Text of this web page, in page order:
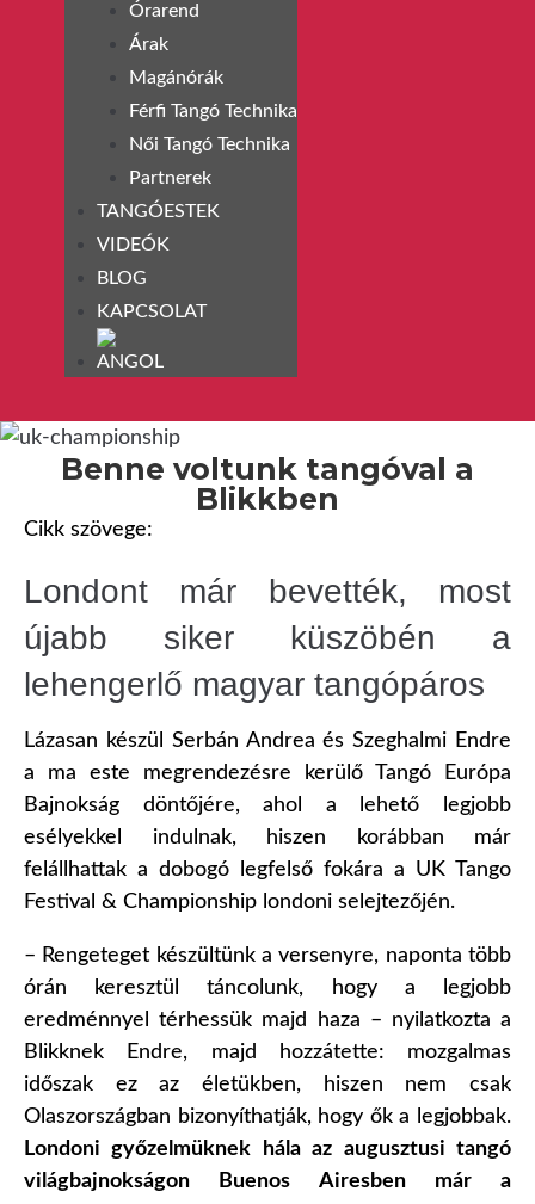
Órarend
Árak
Magánórák
Férfi Tangó Technika
Női Tangó Technika
Partnerek
TANGÓESTEK
VIDEÓK
BLOG
KAPCSOLAT
Benne voltunk tangóval a
Blikkben
Cikk szövege:
Londont már bevették, most
újabb siker küszöbén a
lehengerlő magyar tangópáros
Lázasan készül Serbán Andrea és Szeghalmi Endre
a ma este megrendezésre kerülő Tangó Európa
Bajnokság döntőjére, ahol a lehető legjobb
esélyekkel indulnak, hiszen korábban már
felállhattak a dobogó legfelső fokára a UK Tango
Festival & Championship londoni selejtezőjén.
– Rengeteget készültünk a versenyre, naponta több
órán keresztül táncolunk, hogy a legjobb
eredménnyel térhessük majd haza – nyilatkozta a
Blikknek Endre, majd hozzátette: mozgalmas
időszak ez az életükben, hiszen nem csak
Olaszországban bizonyíthatják, hogy ők a legjobbak.
Londoni győzelmüknek hála az augusztusi tangó
világbajnokságon Buenos Airesben már a